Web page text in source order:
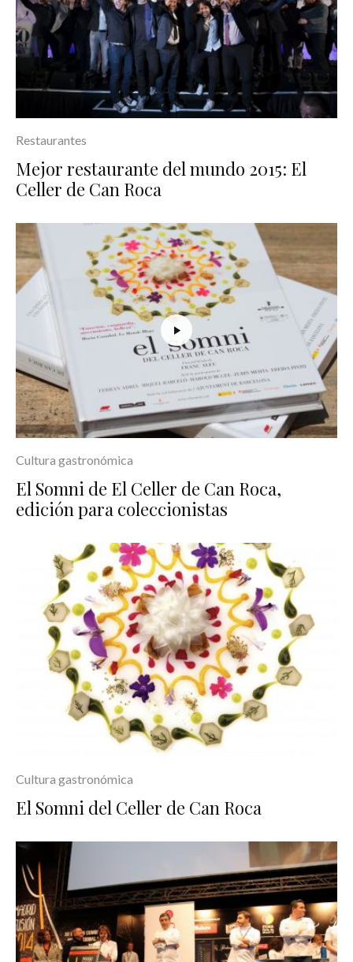
Restaurantes
Mejor restaurante del mundo 2015: El
Celler de Can Roca
Cultura gastronómica
El Somni de El Celler de Can Roca,
edición para coleccionistas
Cultura gastronómica
El Somni del Celler de Can Roca